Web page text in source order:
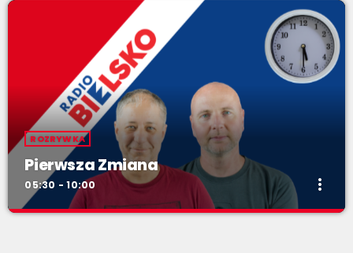
ROZRYWKA
Pierwsza Zmiana
05:30 - 10:00 more_vert